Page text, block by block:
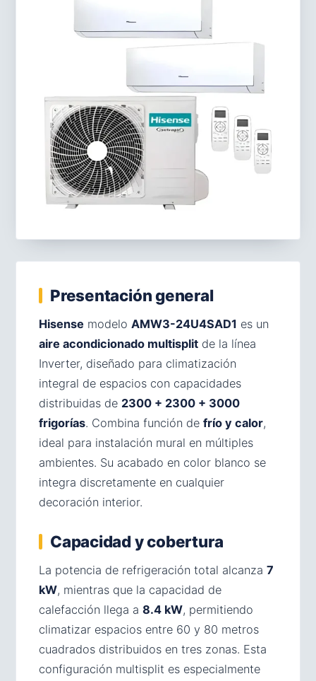
Presentación general
Hisense modelo AMW3-24U4SAD1 es un
aire acondicionado multisplit de la línea
Inverter, diseñado para climatización
integral de espacios con capacidades
distribuidas de 2300 + 2300 + 3000
frigorías. Combina función de frío y calor,
ideal para instalación mural en múltiples
ambientes. Su acabado en color blanco se
integra discretamente en cualquier
decoración interior.
Capacidad y cobertura
La potencia de refrigeración total alcanza 7
kW, mientras que la capacidad de
calefacción llega a 8.4 kW, permitiendo
climatizar espacios entre 60 y 80 metros
cuadrados distribuidos en tres zonas. Esta
configuración multisplit es especialmente